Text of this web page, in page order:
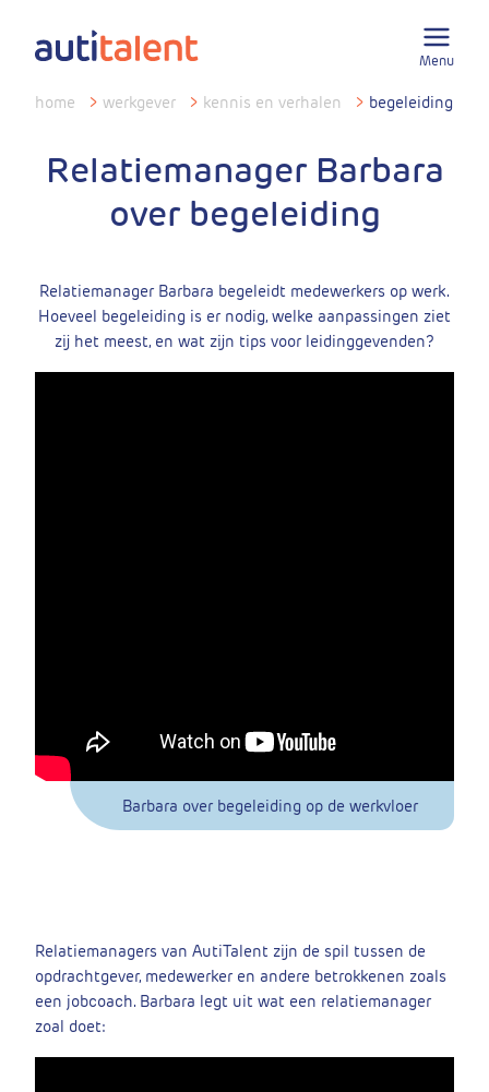
Menu
home > werkgever > kennis en verhalen > begeleiding
Relatiemanager Barbara
over begeleiding
Relatiemanager Barbara begeleidt medewerkers op werk.
Hoeveel begeleiding is er nodig, welke aanpassingen ziet
zij het meest, en wat zijn tips voor leidinggevenden?
Barbara over begeleiding op de werkvloer
Relatiemanagers van AutiTalent zijn de spil tussen de
opdrachtgever, medewerker en andere betrokkenen zoals
een jobcoach. Barbara legt uit wat een relatiemanager
zoal doet: